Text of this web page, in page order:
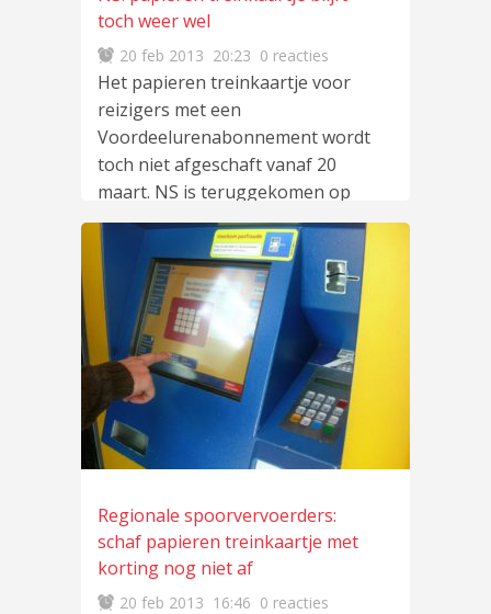
toch weer wel
20 feb 2013 20:23 0 reacties
Het papieren treinkaartje voor
reizigers met een
Voordeelurenabonnement wordt
toch niet afgeschaft vanaf 20
maart. NS is teruggekomen op
delees meer…
Regionale spoorvervoerders:
schaf papieren treinkaartje met
korting nog niet af
20 feb 2013 16:46 0 reacties